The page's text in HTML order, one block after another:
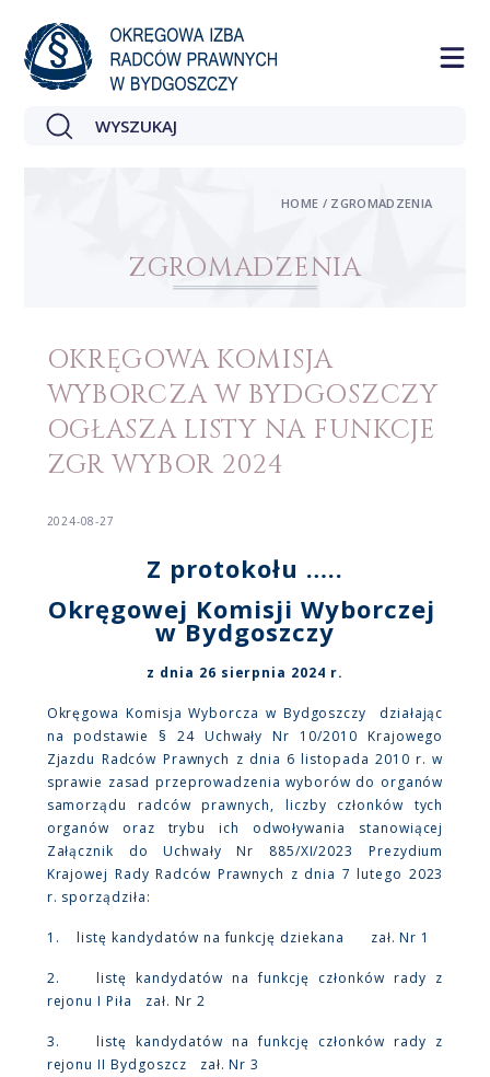
ZGROMADZENIA
HOME / ZGROMADZENIA
OKRĘGOWA KOMISJA
WYBORCZA W BYDGOSZCZY
OGŁASZA LISTY NA FUNKCJE
ZGR WYBOR 2024
2024-08-27
Z protokołu …..
Okręgowej Komisji Wyborczej
w Bydgoszczy
z dnia 26 sierpnia 2024 r.
Okręgowa Komisja Wyborcza w Bydgoszczy działając
na podstawie § 24 Uchwały Nr 10/2010 Krajowego
Zjazdu Radców Prawnych z dnia 6 listopada 2010 r. w
sprawie zasad przeprowadzenia wyborów do organów
samorządu radców prawnych, liczby członków tych
organów oraz trybu ich odwoływania stanowiącej
Załącznik do Uchwały Nr 885/XI/2023 Prezydium
Krajowej Rady Radców Prawnych z dnia 7 lutego 2023
r. sporządziła:
1. listę kandydatów na funkcję dziekana zał. Nr 1
2. listę kandydatów na funkcję członków rady z
rejonu I Piła zał. Nr 2
3. listę kandydatów na funkcję członków rady z
rejonu II Bydgoszcz zał. Nr 3